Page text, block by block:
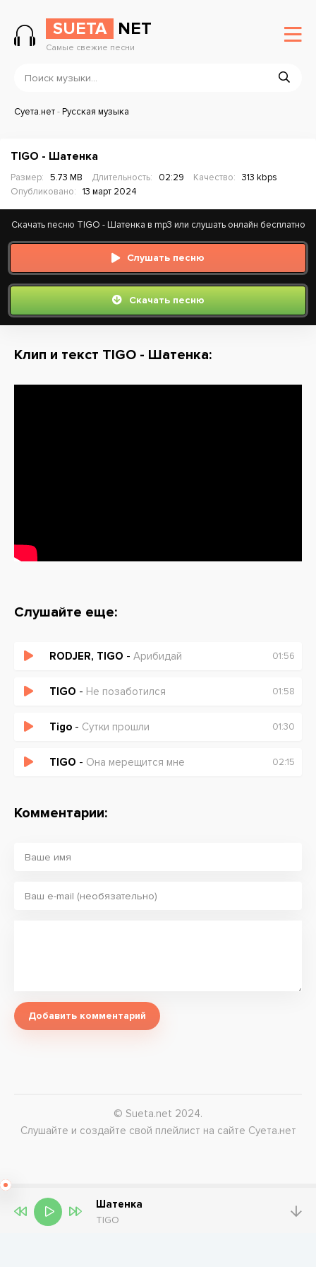
SUETA NET
Самые свежие песни
Суета.нет-Русская музыка
TIGO - Шатенка
Размер: 5.73 MB Длительность: 02:29 Качество:
313 kbps
Опубликовано:
13 март 2024
Скачать песню TIGO - Шатенка в mp3 или слушать онлайн бесплатно
Слушать песню
Скачать песню
Клип и текст TIGO - Шатенка:
Слушайте еще:
RODJER, TIGO - Арибидай 01:56
TIGO - Не позаботился 01:58
Tigo - Сутки прошли 01:30
TIGO - Она мерещится мне 02:15
Комментарии:
Добавить комментарий
© Sueta.net 2024.
Слушайте и создайте свой плейлист на сайте Суета.нет
Шатенка
TIGO